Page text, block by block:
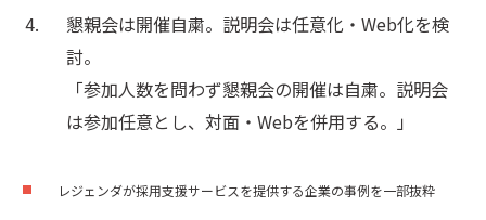
懇親会は開催自粛。説明会は任意化・Web化を検
討。
「参加人数を問わず懇親会の開催は自粛。説明会
は参加任意とし、対面・Webを併用する。」
レジェンダが採用支援サービスを提供する企業の事例を一部抜粋